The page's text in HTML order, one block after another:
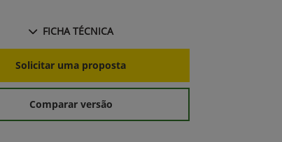
FICHA TÉCNICA
Solicitar uma proposta
Comparar versão